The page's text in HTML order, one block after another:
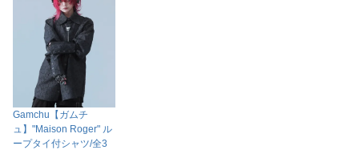
Gamchu【ガムチ
ュ】"Maison Roger" ル
ープタイ付シャツ/全3